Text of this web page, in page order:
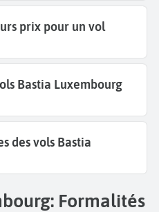
prix pour un vol
Bastia Luxembourg
des vols Bastia
Formalités